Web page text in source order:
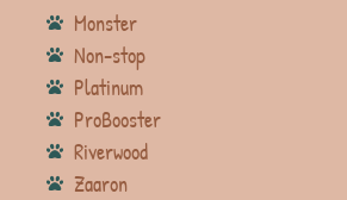
Monster
Non-stop
Platinum
ProBooster
Riverwood
Zaaron